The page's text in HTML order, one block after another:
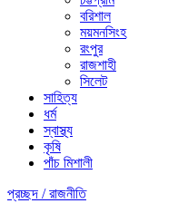
বরিশাল
ময়মনসিংহ
রংপুর
রাজশাহী
সিলেট
সাহিত্য
ধর্ম
স্বাস্থ্য
কৃষি
পাঁচ মিশালী
প্রচ্ছদ /রাজনীতি